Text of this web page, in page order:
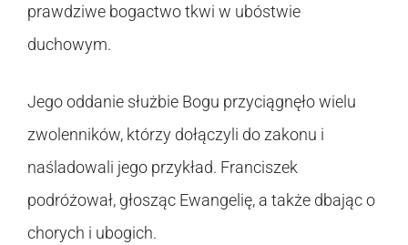
prawdziwe bogactwo tkwi w ubóstwie
duchowym.
Jego oddanie służbie Bogu przyciągnęło wielu
zwolenników, którzy dołączyli do zakonu i
naśladowali jego przykład. Franciszek
podróżował, głosząc Ewangelię, a także dbając o
chorych i ubogich.